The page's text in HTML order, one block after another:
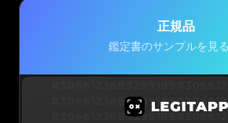
正規品
鑑定書のサンプルを見る
#3066123689299189
#3066123689299189